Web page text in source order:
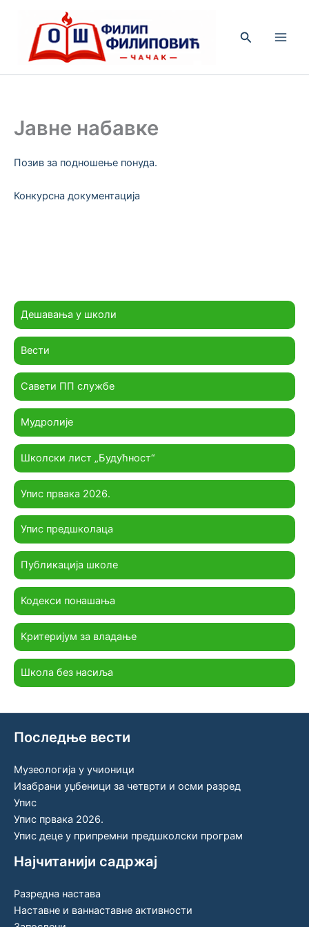
садржај
Претрага
Дешавања у школи
Вести
Савети ПП службе
Мудролије
Школски лист „Будућност“
Упис првака 2026.
Упис предшколаца
Публикација школе
Кодекси понашања
Критеријум за владање
Школа без насиља
Јавне набавке
Позив за подношење понуда.
Конкурсна документација
Последње вести
Музеологија у учионици
Изабрани уџбеници за четврти и осми разред
Упис
Упис првака 2026.
Упис деце у припремни предшколски програм
Најчитанији садржај
Разредна настава
Наставне и ваннаставне активности